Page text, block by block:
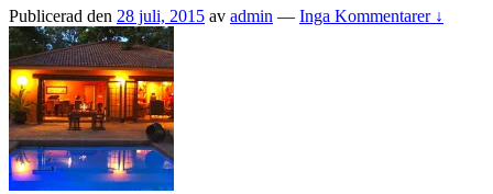
Publicerad den 28 juli, 2015 av admin — Inga Kommentarer ↓